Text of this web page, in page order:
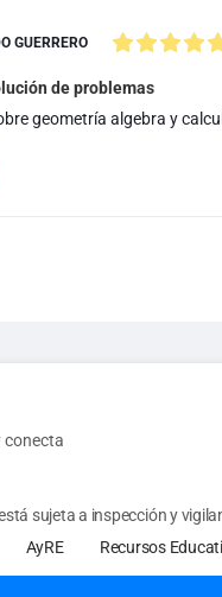
GUERRERO
de problemas
geometría algebra y
conecta
sujeta a inspección y
AyRE Recursos